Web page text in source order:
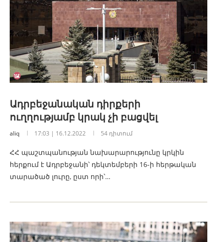
Ադրբեջանական դիրքերի
ուղղությամբ կրակ չի բացվել
aliq 17:03 | 16.12.2022 54 դիտում
ՀՀ պաշտպանության նախարարությունը կրկին
հերքում է Ադրբեջանի՝ դեկտեմբերի 16-ի հերթական
տարածած լուրը, ըստ որի՝…